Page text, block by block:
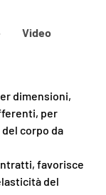
Video
dimensioni,
per
corpo da
favorisce
del